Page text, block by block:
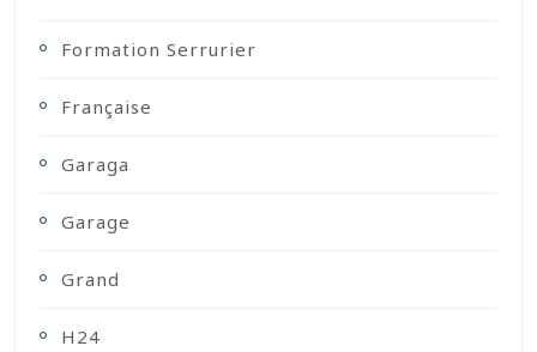
Formation Serrurier
Française
Garaga
Garage
Grand
H24